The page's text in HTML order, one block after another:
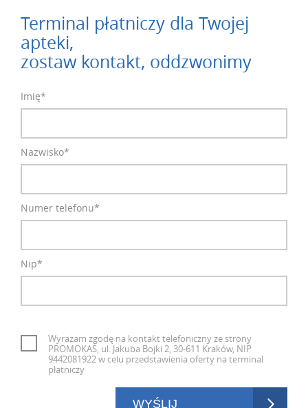
Terminal płatniczy dla Twojej
apteki,
zostaw kontakt, oddzwonimy
Imię*
Nazwisko*
Numer telefonu*
Nip*
Wyrażam zgodę na kontakt telefoniczny ze strony
PROMOKAS, ul. Jakuba Bojki 2, 30-611 Kraków, NIP
9442081922 w celu przedstawienia oferty na terminal
płatniczy
WYŚLIJ